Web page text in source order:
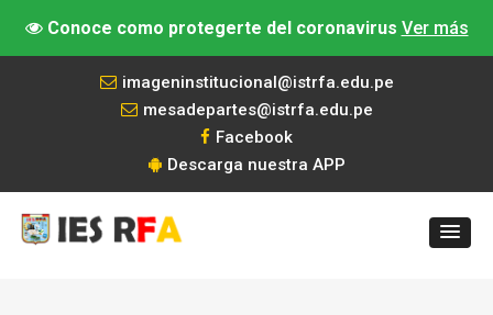
Conoce como protegerte del coronavirus Ver más
imageninstitucional@istrfa.edu.pe
mesadepartes@istrfa.edu.pe
Facebook
Descarga nuestra APP